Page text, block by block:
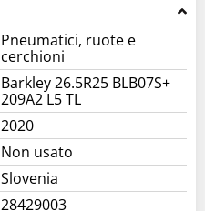
Pneumatici, ruote e
cerchioni
Barkley 26.5R25 BLB07S+
209A2 L5 TL
2020
Non usato
Slovenia
28429003